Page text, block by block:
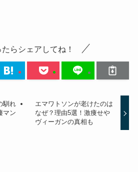
たらシェアしてね！
馴れ
マン
エマワトソンが老けたのは
なぜ？理由5選！激痩せや
ヴィーガンの真相も